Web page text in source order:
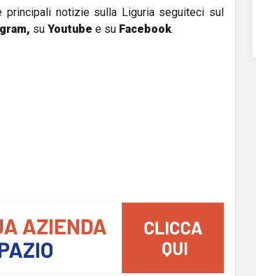
principali notizie sulla Liguria seguiteci sul
, su Youtube e su Facebook.